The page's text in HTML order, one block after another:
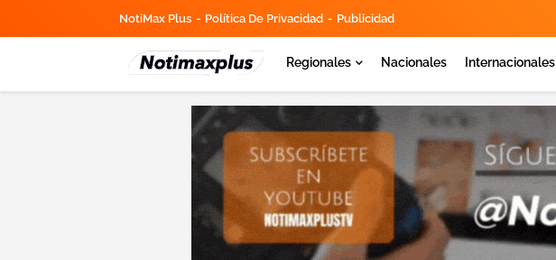
NotiMax Plus Política De Privacidad Publicidad
Regionales Nacionales Internacionales